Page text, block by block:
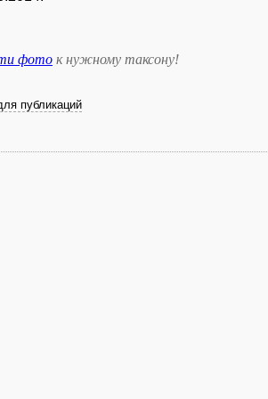
фото к нужному таксону!
публикаций